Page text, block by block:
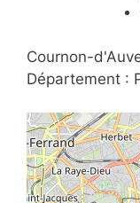
Cournon-
Département :